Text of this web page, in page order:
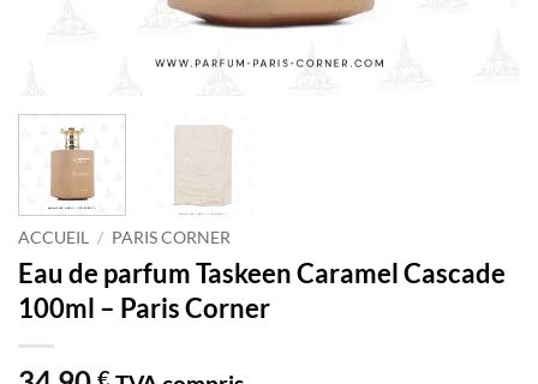
ACCUEIL / PARIS CORNER
Eau de parfum Taskeen Caramel Cascade
100ml – Paris Corner
€